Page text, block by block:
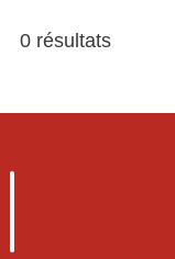
0 résultats